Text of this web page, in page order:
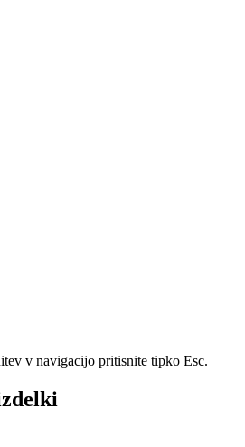
v navigacijo pritisnite tipko Esc.